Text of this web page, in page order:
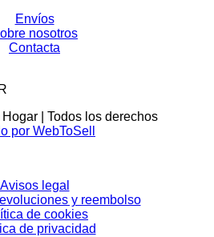
Envíos
nosotros
Contacta
| Todos los derechos
por WebToSell
Avisos legal
y reembolso
de cookies
de privacidad